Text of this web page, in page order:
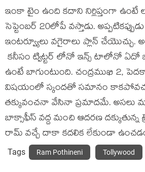
ఇంకా టైం ఉంది కదాని నిర్లిప్తంగా
సెప్టెంబర్ 20లోపే వస్తాడు.
ఇంటర్వ్యూలు వగైరాలు ప్లాన్
కనీసం ట్విట్టర్ లోనో ఇన్స్ టాలోనో ఏదో
ఉంటే బాగుంటుంది. చంద్రముఖి 2,
విషయంలో స్కందతో సమానం
తక్కువంచనా వేసినా ప్రమాదమే. అసలు
బాక్సాఫీస్ వద్ద మంచి ఆదరణ దక్కుతున్న
రామ్ వచ్చే దాకా కదలిక లేకుండా
Tags Ram Pothineni Tollywood